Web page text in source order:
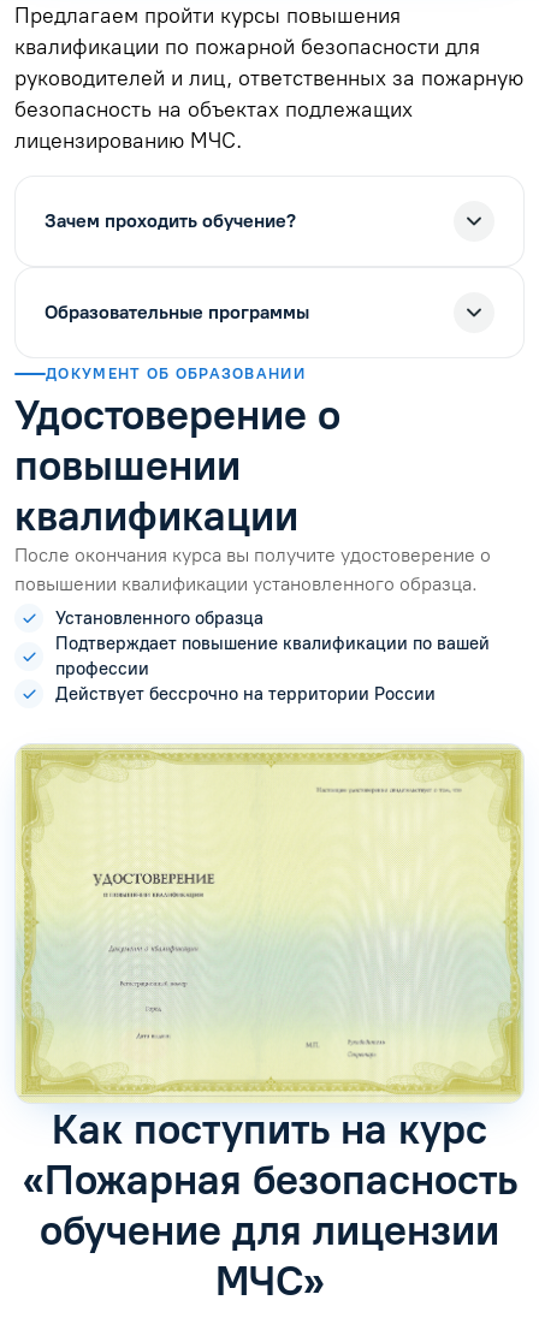
Предлагаем пройти курсы повышения
квалификации по пожарной безопасности для
руководителей и лиц, ответственных за пожарную
безопасность на объектах подлежащих
лицензированию МЧС.
Зачем проходить обучение?
Образовательные программы
ДОКУМЕНТ ОБ ОБРАЗОВАНИИ
Удостоверение о
повышении
квалификации
После окончания курса вы получите удостоверение о
повышении квалификации установленного образца.
Установленного образца
Подтверждает повышение квалификации по вашей
профессии
Действует бессрочно на территории России
Как поступить на курс
«Пожарная безопасность
обучение для лицензии
МЧС»